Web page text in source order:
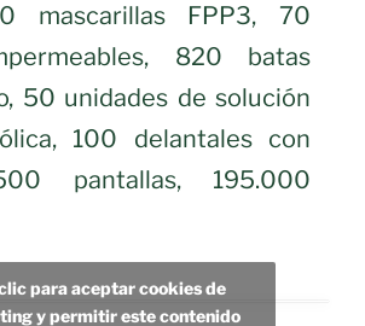
mascarillas FPP3, 70
820 batas
50 unidades de solución
100 delantales con
pantallas, 195.000
para aceptar cookies de
y permitir este contenido